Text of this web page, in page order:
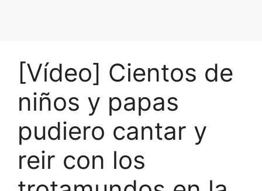
[Vídeo] Cientos de
niños y papas
pudiero cantar y
reir con los